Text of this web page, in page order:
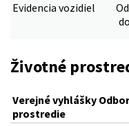
Evidencia vozidiel
Životné
Verejné vyhlášky
prostredie